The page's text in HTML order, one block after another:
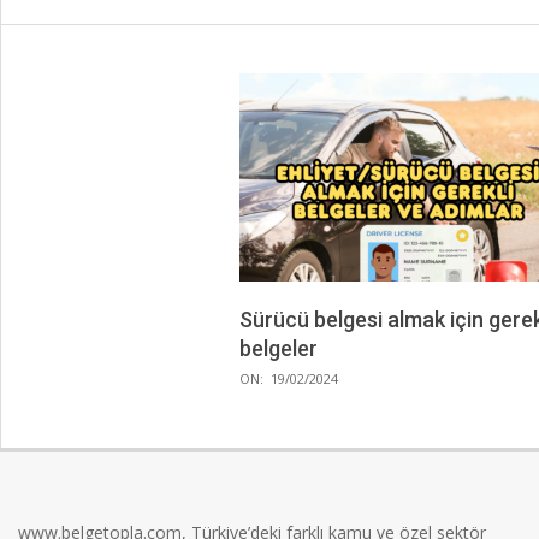
Sürücü belgesi almak için
belgeler
2024-
ON: 19/02/2024
www.belgetopla.com, Türkiye’deki farklı kamu ve özel sektör